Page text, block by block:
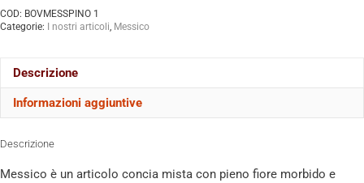
COD: BOVMESSPINO 1
Categorie:
I nostri articoli, Messico
Descrizione
Informazioni aggiuntive
Descrizione
Messico è un articolo concia mista con pieno fiore morbido e